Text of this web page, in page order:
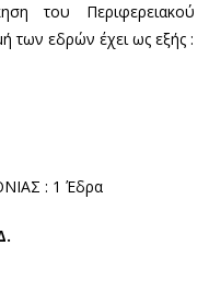
του Περιφερειακού
των εδρών έχει ως εξής :
: 1 Έδρα